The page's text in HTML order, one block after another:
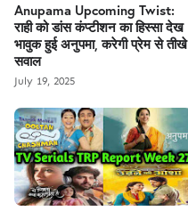
Anupama Upcoming Twist:
राही को डांस कंप्टीशन का हिस्सा देख
भावुक हुई अनुपमा, करेगी प्रेम से तीखे
सवाल
July 19, 2025